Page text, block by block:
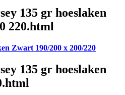
135 gr hoeslaken
220.html
Zwart 190/200 x 200/220
135 gr hoeslaken